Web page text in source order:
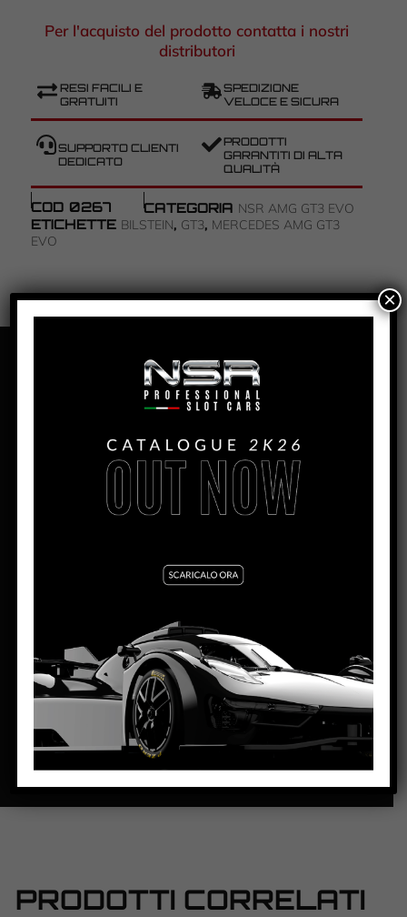
Per l'acquisto del prodotto contatta i nostri
distributori
RESI FACILI E
GRATUITI
SPEDIZIONE
VELOCE E SICURA
SUPPORTO CLIENTI
DEDICATO
PRODOTTI
GARANTITI DI ALTA
QUALITÀ
COD 0267 CATEGORIA NSR AMG GT3 EVO
ETICHETTE BILSTEIN, GT3, MERCEDES AMG GT3
EVO
PANORAMICA
MERCEDES AMG GT3 EVO –
NÜRBURGRING 2017
Giugno
DISTANZA ASSE POSTERIORE/GUIDA:
PESO CORPO:21g
SCHEDA TECNICA
PRODOTTI CORRELATI
×